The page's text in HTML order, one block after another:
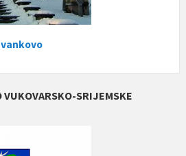
VUKOVARSKO-SRIJEMSKE